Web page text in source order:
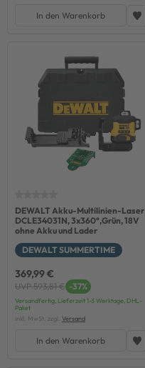
In den Warenkorb
DEWALT Akku-Multilinien-Laser
DCLE34031N, 3x360°,Grün, 18V
ohne Akku und Lader
DEWALT SUMMERTIME
369,99 €
UVP 593,81 € -37%
Versandfertig, Lieferzeit 1-3 Werktage, DHL-
Paket
inkl. MwSt. zzgl. Versand
In den Warenkorb